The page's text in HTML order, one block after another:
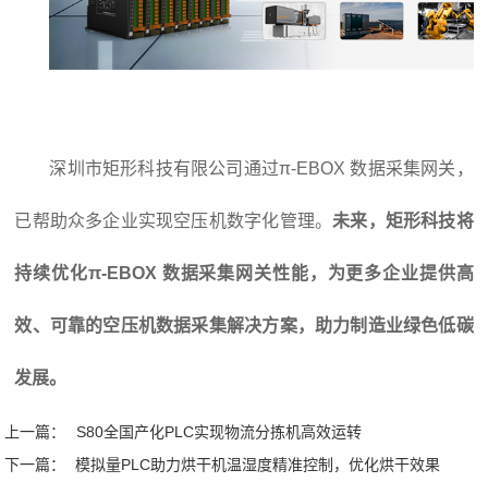
深圳市矩形科技有限公司通过π-EBOX 数据采集网关，
已帮助众多企业实现空压机数字化管理。 未来，矩形科技将
持续优化π-EBOX 数据采集网关性能，为更多企业提供高
效、可靠的空压机数据采集解决方案，助力制造业绿色低碳
发展。
上一篇：
S80全国产化PLC实现物流分拣机高效运转
下一篇：
模拟量PLC助力烘干机温湿度精准控制，优化烘干效果